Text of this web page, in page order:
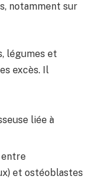
notamment sur
légumes et
excès. Il
liée à
et ostéoblastes